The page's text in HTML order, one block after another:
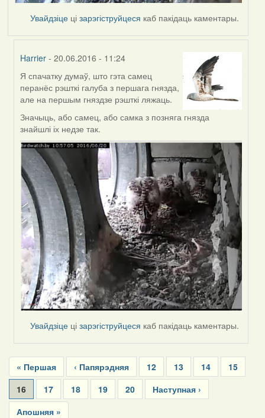
Увайдзіце цізарэгіструйцеся каб пакідаць каментары.
Harrier - 20.06.2016 - 11:24
In
reply
to
by
Harrier
Я спачатку думаў, што гэта самец
перанёс рэшткі галуба з першага гнязда,
але на першым гняздзе рэшткі ляжаць.
Значыць, або самец, або самка з позняга гнязда
знайшлі іх недзе так.
Увайдзіце цізарэгіструйцеся каб пакідаць каментары.
Pagination
First
page
« Першая
Previous
page
‹ Папярэдняя Page
12 Page
13 Page
14 Page
15
Current
page
16 Page
17 Page
18 Page
19 Page
20
Next
page
Наступная ›
Last
Апошняя »